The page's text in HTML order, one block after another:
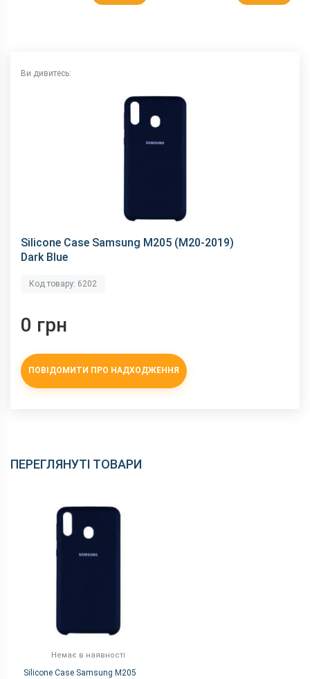
Ви дивитесь:
Silicone Case Samsung M205 (M20-2019)
Dark Blue
Код товару: 6202
0 грн
ПОВІДОМИТИ ПРО НАДХОДЖЕННЯ
ПЕРЕГЛЯНУТІ ТОВАРИ
Немає в наявності
Silicone Case Samsung M205